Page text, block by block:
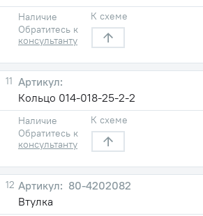
Наличие
Обратитесь к
консультанту
К схеме
11
Кольцо 014-018-25-2-2
Наличие
Обратитесь к
консультанту
К схеме
12
80-4202082
Втулка